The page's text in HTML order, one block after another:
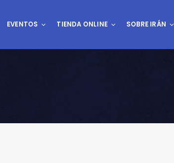
EVENTOS TIENDA ONLINE SOBRE IRÁN